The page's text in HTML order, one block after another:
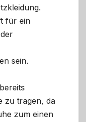
für ein
sein.
zu tragen, da
zum einen